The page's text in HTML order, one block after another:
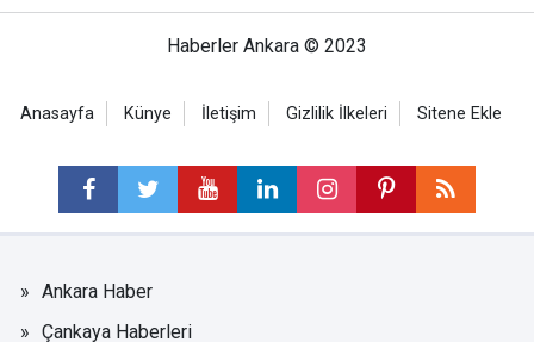
Haberler Ankara © 2023
Anasayfa Künye İletişim Gizlilik İlkeleri Sitene Ekle
Ankara Haber
Çankaya Haberleri